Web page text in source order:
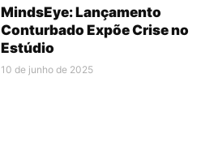
MindsEye: Lançamento
Conturbado Expõe Crise no
Estúdio
10 de junho de 2025